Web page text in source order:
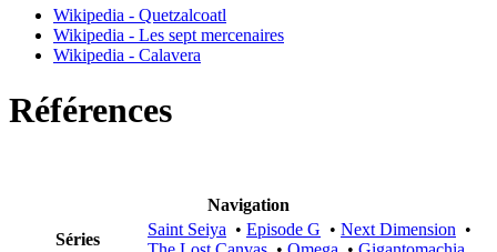
Wikipedia - Quetzalcoatl
Wikipedia - Les sept mercenaires
Wikipedia - Calavera
Références
Navigation
Séries
Saint Seiya • Episode G • Next Dimension •